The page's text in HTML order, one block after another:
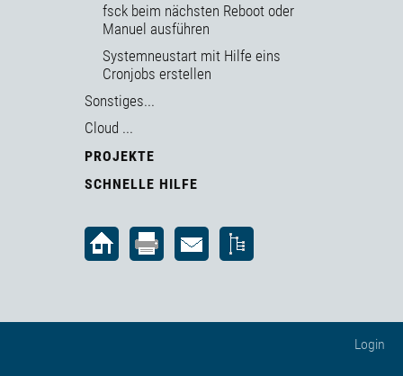
fsck beim nächsten Reboot oder
Manuel ausführen
Systemneustart mit Hilfe eins
Cronjobs erstellen
Sonstiges...
Cloud ...
PROJEKTE
SCHNELLE HILFE
Login